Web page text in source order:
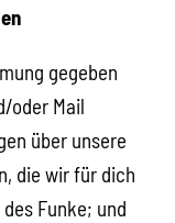
gegeben
oder Mail
über unsere
die wir für dich
Funke; und